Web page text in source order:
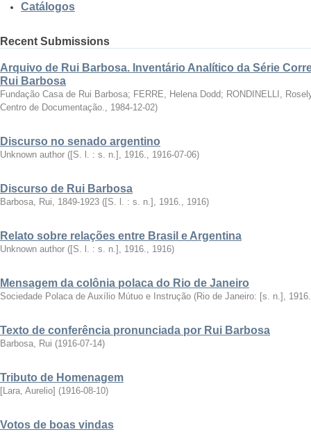
Catálogos
Recent Submissions
Arquivo de Rui Barbosa. Inventário Analítico da Série
Rui Barbosa
Fundação Casa de Rui Barbosa; FERRE, Helena Dodd; RONDINELLI,
Centro de Documentação., 1984-12-02)
Discurso no senado argentino
Unknown author ([S. l. : s. n.], 1916., 1916-07-06)
Discurso de Rui Barbosa
Barbosa, Rui, 1849-1923 ([S. l. : s. n.], 1916., 1916)
Relato sobre relações entre Brasil e Argentina
Unknown author ([S. l. : s. n.], 1916., 1916)
Mensagem da colônia polaca do Rio de Janeiro
Sociedade Polaca de Auxílio Mútuo e Instrução (Rio de Janeiro: [s. n.], 1916.
Texto de conferência pronunciada por Rui Barbosa
Barbosa, Rui (1916-07-14)
Tributo de Homenagem
[Lara, Aurelio] (1916-08-10)
Votos de boas vindas